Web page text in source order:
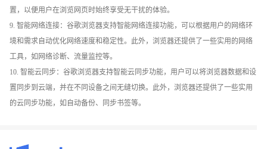
置，以便用户在浏览网页时始终享受无干扰的体验。
9. 智能网络连接：谷歌浏览器支持智能网络连接功能，可以根据用户的网络环
境和需求自动优化网络速度和稳定性。此外，浏览器还提供了一些实用的网络
工具，如网络诊断、流量监控等。
10. 智能云同步：谷歌浏览器支持智能云同步功能，用户可以将浏览器数据和设
置同步到云端，并在不同设备之间无缝切换。此外，浏览器还提供了一些实用
的云同步功能，如自动备份、同步书签等。